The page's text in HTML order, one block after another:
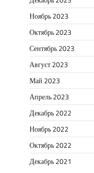
Ноябрь 2023
Октябрь 2023
Сентябрь 2023
Август 2023
Май 2023
Апрель 2023
Декабрь 2022
Ноябрь 2022
Октябрь 2022
Декабрь 2021